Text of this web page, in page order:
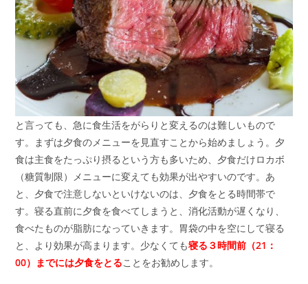
と言っても、急に食生活をがらりと変えるのは難しいもので
す。まずは夕食のメニューを見直すことから始めましょう。夕
食は主食をたっぷり摂るという方も多いため、夕食だけロカボ
（糖質制限）メニューに変えても効果が出やすいのです。あ
と、夕食で注意しないといけないのは、夕食をとる時間帯で
す。寝る直前に夕食を食べてしまうと、消化活動が遅くなり、
食べたものが脂肪になっていきます。胃袋の中を空にして寝る
と、より効果が高まります。少なくても寝る３時間前（21：
00）までには夕食をとることをお勧めします。